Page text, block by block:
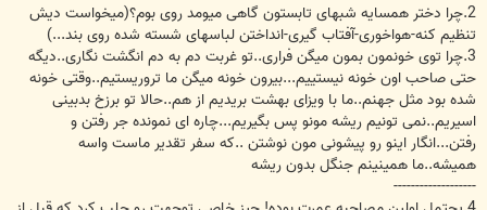
2.چرا دختر همسایه شبهای تابستون گاهی میومد روی بوم؟(میخواست دیش
تنظیم کنه-هواخوری-آفتاب گیری-انداختن لباسهای شسته شده روی بند...)
3.چرا توی خونمون بمون میگن فراری..تو غربت دم به دم انگشت نگاری..دیگه
حتی صاحب اون خونه نیستییم...بیرون خونه میگن ما تروریستیم..وقتی خونه
شده بود مثل جهنم..ما با ویزای بهشت بریدیم از هم..حالا تو برزخ بدبینی
اسیریم..نمی تونیم ریشه مونو پس بگیریم...چاره ای نمونده جر رفتن و
رفتن...انگار اینو رو پیشونی مون نوشتن ..که سفر تقدیر ماست واسه
همیشه..ما همینینم جنگل بدون ریشه
-------------------